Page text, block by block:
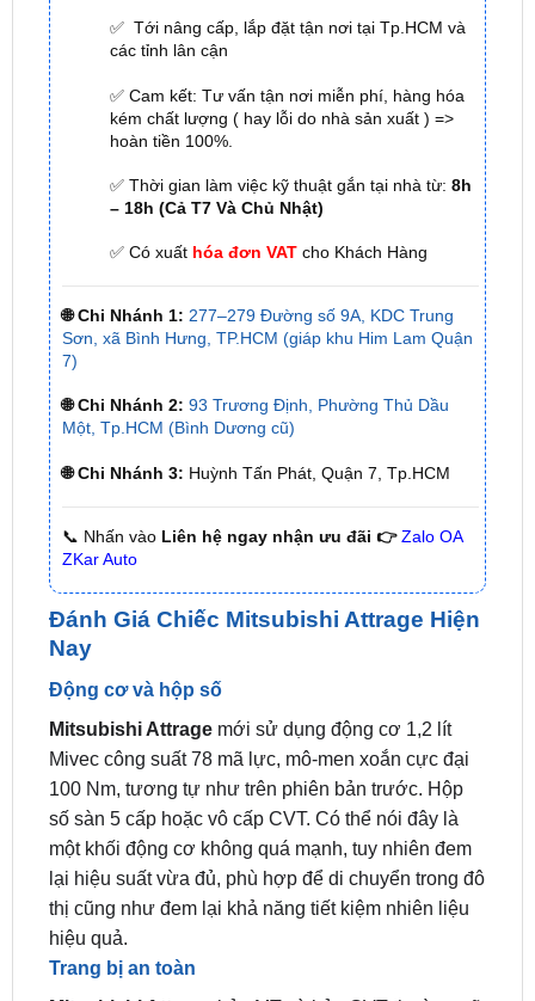
✅ Cam kết: Tư vấn tận nơi miễn phí, hàng hóa
kém chất lượng ( hay lỗi do nhà sản xuất ) =>
✅ Thời gian làm việc kỹ thuật gắn tại nhà từ:8h
– 18h (Cả T7 Và Chủ Nhật)
✅ Có xuấthóa đơn VATcho Khách Hàng
🌐 Chi Nhánh 1: 277–279 Đường số 9A, KDC Trung
🌐 Chi Nhánh 2: 93 Trương Định, Phường Thủ Dầu
Một, Tp.HCM (Bình Dương cũ)
🌐 Chi Nhánh 3: Huỳnh Tấn Phát, Quận 7, Tp.HCM
📞 Nhấn vàoLiên hệ ngay nhận ưu đãi 👉 Zalo OA
Đánh Giá Chiếc Mitsubishi Attrage Hiện
Nay
Động cơ và hộp số
Mitsubishi Attrage
Mivec công suất 78 mã lực, mô-men xoắn cực đại
100 Nm, tương tự như trên phiên bản trước. Hộp
số sàn 5 cấp hoặc vô cấp CVT. Có thể nói đây là
một khối động cơ không quá mạnh, tuy nhiên đem
lại hiệu suất vừa đủ, phù hợp để di chuyển trong đô
thị cũng như đem lại khả năng tiết kiệm nhiên liệu
hiệu quả.
Trang bị an toàn
Mitsubishi Attrage
có được những trang bị gồm: 2 túi khí cho khoang